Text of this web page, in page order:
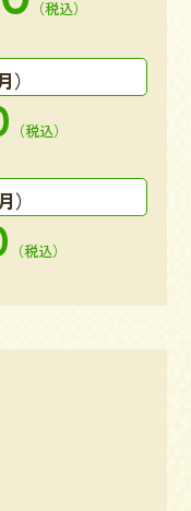
（税込）
（税込）
）
（税込）